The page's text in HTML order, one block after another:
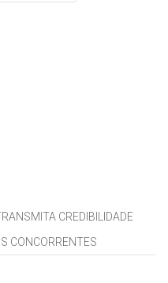
CREDIBILIDADE
CONCORRENTES